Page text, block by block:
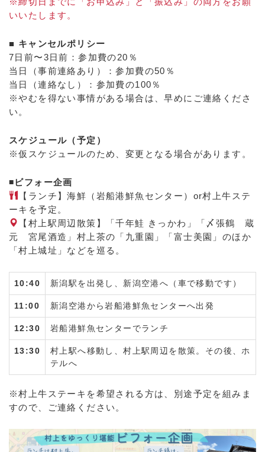
いいたします。
■ キャンセルポリシー
7日前〜3日前：参加費の20％
当日（事前連絡あり）：参加費の50％
当日（連絡なし）：参加費の100％
※やむを得ない事情がある場合は、早めにご連絡くださ
い。
スケジュール（予定）
※仮スケジュールのため、変更となる場合があります。
◾️ビフォー企画
【ランチ】海鮮（岩船港鮮魚センター）or村上牛ステ
ーキを予定。
【村上駅周辺散策】「千年鮭 きっかわ」「〆張鶴 蔵
元 宮尾酒造」村上茶の「九重園」「富士美園」のほか
「村上城址」などを巡る。
10:40 新潟駅を出発し、新潟空港へ（車で移動です）
11:00 新潟空港から岩船港鮮魚センターへ出発
12:30 岩船港鮮魚センターでランチ
13:30
村上駅へ移動し、村上駅周辺を散策。その後、ホ
テルへ
※村上牛ステーキを希望される方は、別途予定を組みま
すので、ご連絡ください。